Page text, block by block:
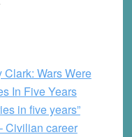
Wars Were
In Five Years
in five years”
Civilian career